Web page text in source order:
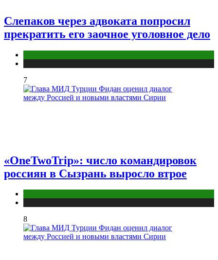
Слепаков через адвоката попросил
прекратить его заочное уголовное дело
7
«OneTwoTrip»: число командировок
россиян в Сызрань выросло втрое
8